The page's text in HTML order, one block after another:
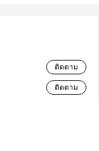
ติดตาม
ติดตาม